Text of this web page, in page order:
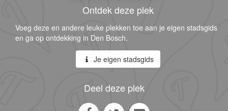
Ontdek deze plek
Voeg deze en andere leuke plekken toe aan je eigen stadsgids
en ga op ontdekking in Den Bosch.
Je eigen stadsgids
Deel deze plek